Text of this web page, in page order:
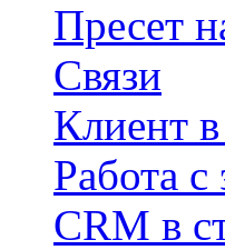
Пресет
Связи
Клиент
Работа
CRM в